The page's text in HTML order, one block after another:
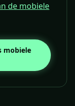
de mobiele
mobiele